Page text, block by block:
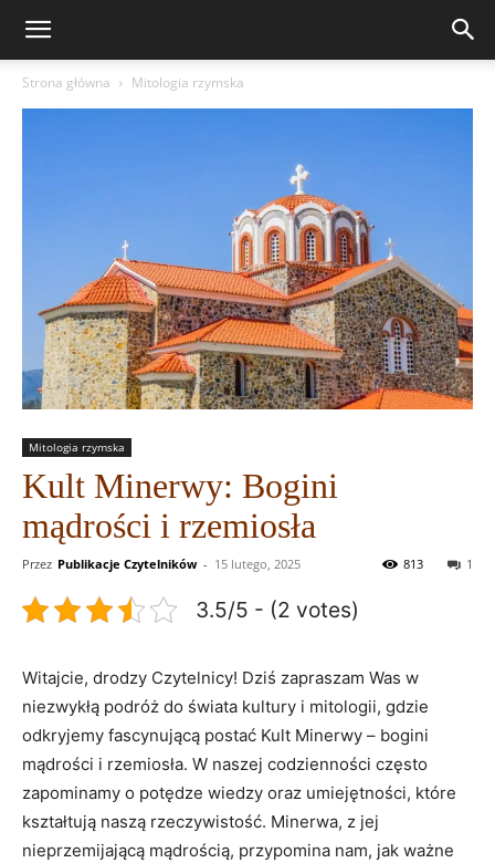
Strona główna Mitologia rzymska
Mitologia rzymska
Kult Minerwy: Bogini
mądrości i rzemiosła
Przez Publikacje Czytelników - 15 lutego, 2025 1
813
3.5/5 - (2 votes)
Witajcie, ⁢drodzy Czytelnicy! Dziś zapraszam Was ⁣w
niezwykłą podróż do świata kultury i⁤ mitologii, gdzie
odkryjemy fascynującą postać ⁤Kult Minerwy – bogini
mądrości‍ i rzemiosła. W naszej codzienności często
zapominamy o⁣ potędze wiedzy oraz umiejętności, które
kształtują ‌naszą rzeczywistość. Minerwa, z⁢ jej
nieprzemijającą mądrością, przypomina nam, ⁤jak ważne